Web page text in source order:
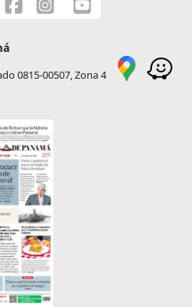
0815-00507, Zona 4